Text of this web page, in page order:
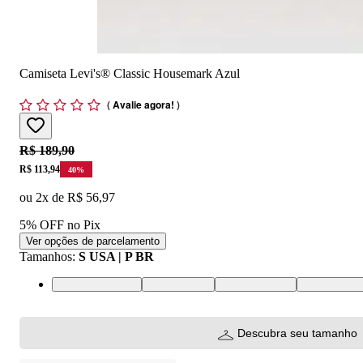
Camiseta Levi's® Classic Housemark Azul
(Avalie agora! )
Original price:
R$ 189,90
Price:
R$ 113,94 40%
ou 2x de R$ 56,97
5% OFF no Pix
Ver opções de parcelamento
Tamanhos: S USA | P BR
XS USA | PP BRS USA | P BRM USA | M BRL USA | G
Descubra seu tamanho